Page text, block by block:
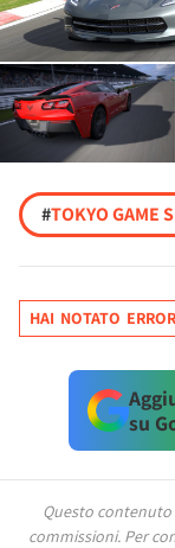
#TOKYO GAME
HAI NOTATO
su
Questo
commissioni. Per